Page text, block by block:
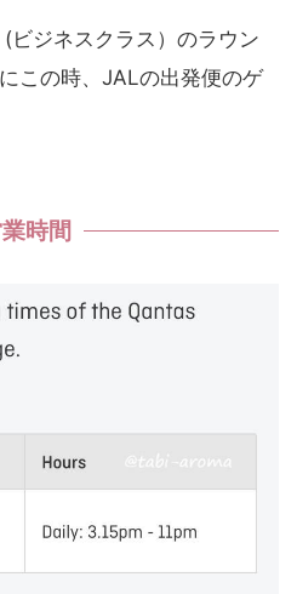
ビジネスクラス）のラウン
この時、JALの出発便のゲ
時間